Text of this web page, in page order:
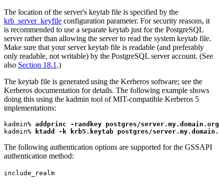
The location of the server's keytab file is specified by the
krb_server_keyfile configuration parameter. For security reasons, it
is recommended to use a separate keytab just for the PostgreSQL
server rather than allowing the server to read the system keytab file.
Make sure that your server keytab file is readable (and preferably
only readable, not writable) by the PostgreSQL server account. (See
also Section 18.1 .)
The keytab file is generated using the Kerberos software; see the
Kerberos documentation for details. The following example shows
doing this using the kadmin tool of MIT-compatible Kerberos 5
implementations:
kadmin% addprinc -randkey postgres/server.my.domain.org
kadmin%
ktadd -k krb5.keytab postgres/
The following authentication options are supported for the GSSAPI
authentication method:
include_realm